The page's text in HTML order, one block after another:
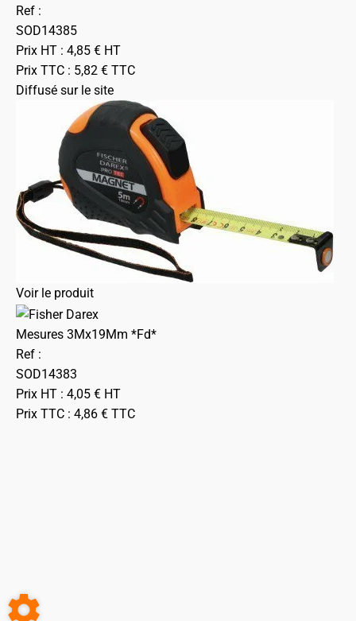
Ref :
SOD14385
Prix HT : 4,85 € HT
Prix TTC : 5,82 € TTC
Diffusé sur le site
Voir le produit
Mesures 3Mx19Mm *Fd*
Ref :
SOD14383
Prix HT : 4,05 € HT
Prix TTC : 4,86 € TTC